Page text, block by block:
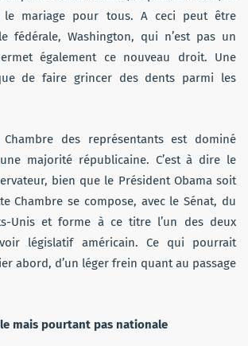
le mariage pour tous. A ceci peut être
fédérale, Washington, qui n’est pas un
également ce nouveau droit. Une
de faire grincer des dents parmi les
Chambre des représentants est dominé
majorité républicaine. C’est à dire le
bien que le Président Obama soit
Chambre se compose, avec le Sénat, du
Unis et forme à ce titre l’un des deux
législatif américain. Ce qui pourrait
abord, d’un léger frein quant au passage
mais pourtant pas nationale